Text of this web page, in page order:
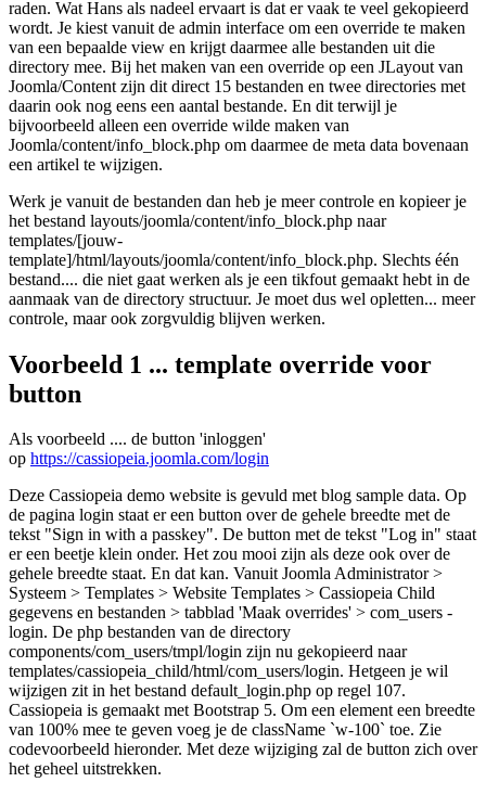
raden. Wat Hans als nadeel ervaart is dat er vaak te veel gekopieerd
wordt. Je kiest vanuit de admin interface om een override te maken
van een bepaalde view en krijgt daarmee alle bestanden uit die
directory mee. Bij het maken van een override op een JLayout van
Joomla/Content zijn dit direct 15 bestanden en twee directories met
daarin ook nog eens een aantal bestande. En dit terwijl je
bijvoorbeeld alleen een override wilde maken van
Joomla/content/info_block.php om daarmee de meta data bovenaan
een artikel te wijzigen.
Werk je vanuit de bestanden dan heb je meer controle en kopieer je
het bestand layouts/joomla/content/info_block.php naar
templates/[jouw-
template]/html/layouts/joomla/content/info_block.php. Slechts één
bestand.... die niet gaat werken als je een tikfout gemaakt hebt in de
aanmaak van de directory structuur. Je moet dus wel opletten... meer
controle, maar ook zorgvuldig blijven werken.
Voorbeeld 1 ... template override voor
button
Als voorbeeld .... de button 'inloggen'
op https://cassiopeia.joomla.com/login
Deze Cassiopeia demo website is gevuld met blog sample data. Op
de pagina login staat er een button over de gehele breedte met de
tekst "Sign in with a passkey". De button met de tekst "Log in" staat
er een beetje klein onder. Het zou mooi zijn als deze ook over de
gehele breedte staat. En dat kan. Vanuit Joomla Administrator >
Systeem > Templates > Website Templates > Cassiopeia Child
gegevens en bestanden > tabblad 'Maak overrides' > com_users -
login. De php bestanden van de directory
components/com_users/tmpl/login zijn nu gekopieerd naar
templates/cassiopeia_child/html/com_users/login. Hetgeen je wil
wijzigen zit in het bestand default_login.php op regel 107.
Cassiopeia is gemaakt met Bootstrap 5. Om een element een breedte
van 100% mee te geven voeg je de className `w-100` toe. Zie
codevoorbeeld hieronder. Met deze wijziging zal de button zich over
het geheel uitstrekken.